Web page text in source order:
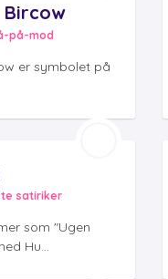
på-mod
er symbolet på
satiriker
som "Ugen
Hu...